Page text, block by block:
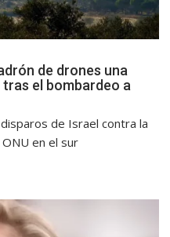
de drones una
el bombardeo a
de Israel contra la
en el sur